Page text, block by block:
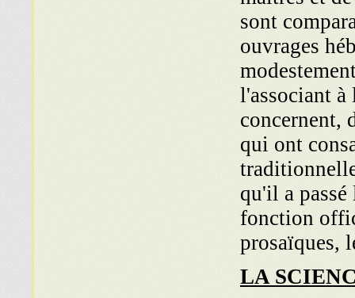
sont
ouvrages
l'associant à
concer­nent,
qui ont
qu'il a
fonction
prosaïques,
LA